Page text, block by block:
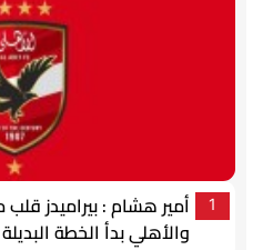
1
أمير هشام : بيراميدز
والأهلي بدأ الخطة البديلة